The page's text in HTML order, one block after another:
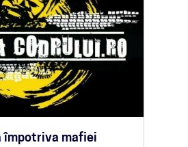
împotriva mafiei